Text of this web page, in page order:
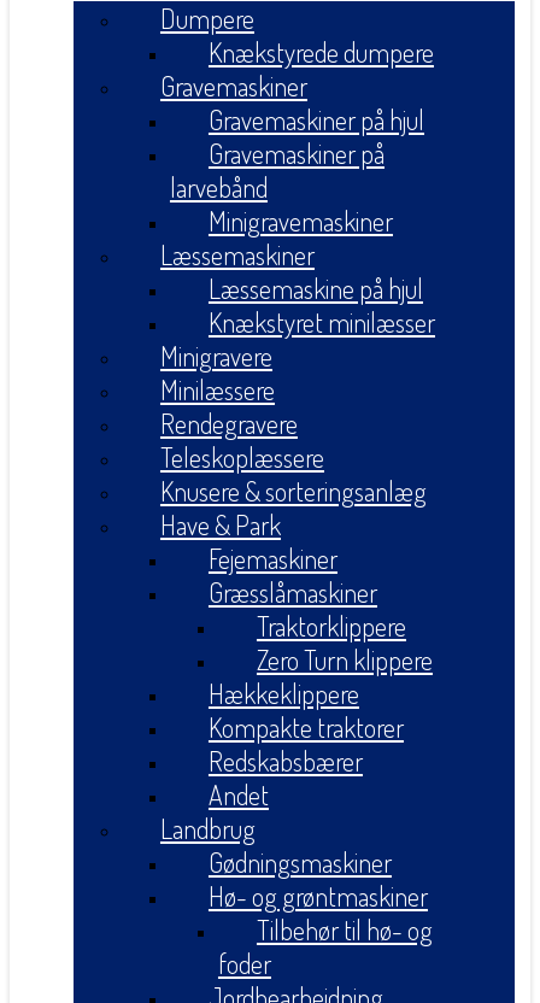
Dumpere
Knækstyrede dumpere
Gravemaskiner
Gravemaskiner på hjul
Gravemaskiner på
larvebånd
Minigravemaskiner
Læssemaskiner
Læssemaskine på hjul
Knækstyret minilæsser
Minigravere
Minilæssere
Rendegravere
Teleskoplæssere
Knusere & sorteringsanlæg
Have & Park
Fejemaskiner
Græsslåmaskiner
Traktorklippere
Zero Turn klippere
Hækkeklippere
Kompakte traktorer
Redskabsbærer
Andet
Landbrug
Gødningsmaskiner
Hø- og grøntmaskiner
Tilbehør til hø- og
foder